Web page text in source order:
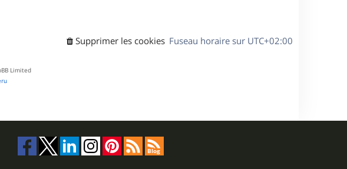
Fuseau horaire sur UTC+02:00
Supprimer les cookies
Limited